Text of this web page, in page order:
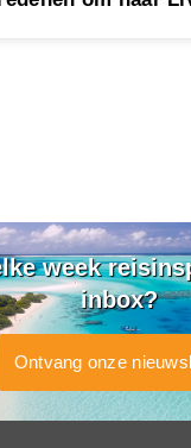
week
inbox?
Ontvang onze